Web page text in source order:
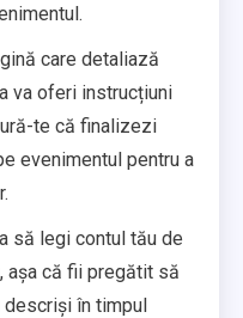
care detaliază
va oferi instrucțiuni
te că finalizezi
evenimentul pentru a
să legi contul tău de
așa că fii pregătit să
în timpul